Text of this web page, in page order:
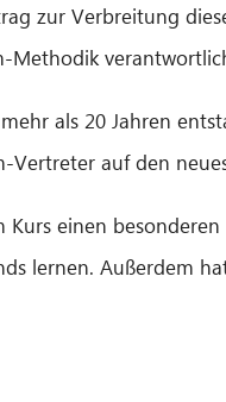
zur Verbreitung
Methodik
als 20 Jahren
Vertreter auf den
einen
lernen. Außerdem